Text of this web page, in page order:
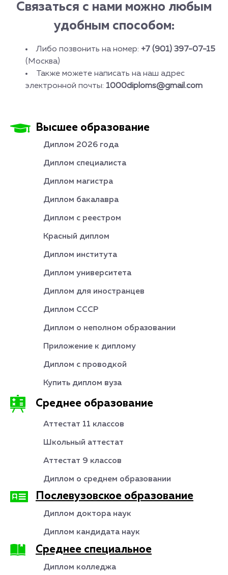
Связаться с нами можно любым
удобным способом:
Либо позвонить на номер: +7 (901) 397-07-15
(Москва)
Также можете написать на наш адрес
электронной почты: 1000diploms@gmail.com
Высшее образование
Диплом 2026 года
Диплом специалиста
Диплом магистра
Диплом бакалавра
Диплом с реестром
Красный диплом
Диплом института
Диплом университета
Диплом для иностранцев
Диплом СССР
Диплом о неполном образовании
Приложение к диплому
Диплом с проводкой
Купить диплом вуза
Среднее образование
Аттестат 11 классов
Школьный аттестат
Аттестат 9 классов
Диплом о среднем образовании
Послевузовское образование
Диплом доктора наук
Диплом кандидата наук
Среднее специальное
Диплом колледжа